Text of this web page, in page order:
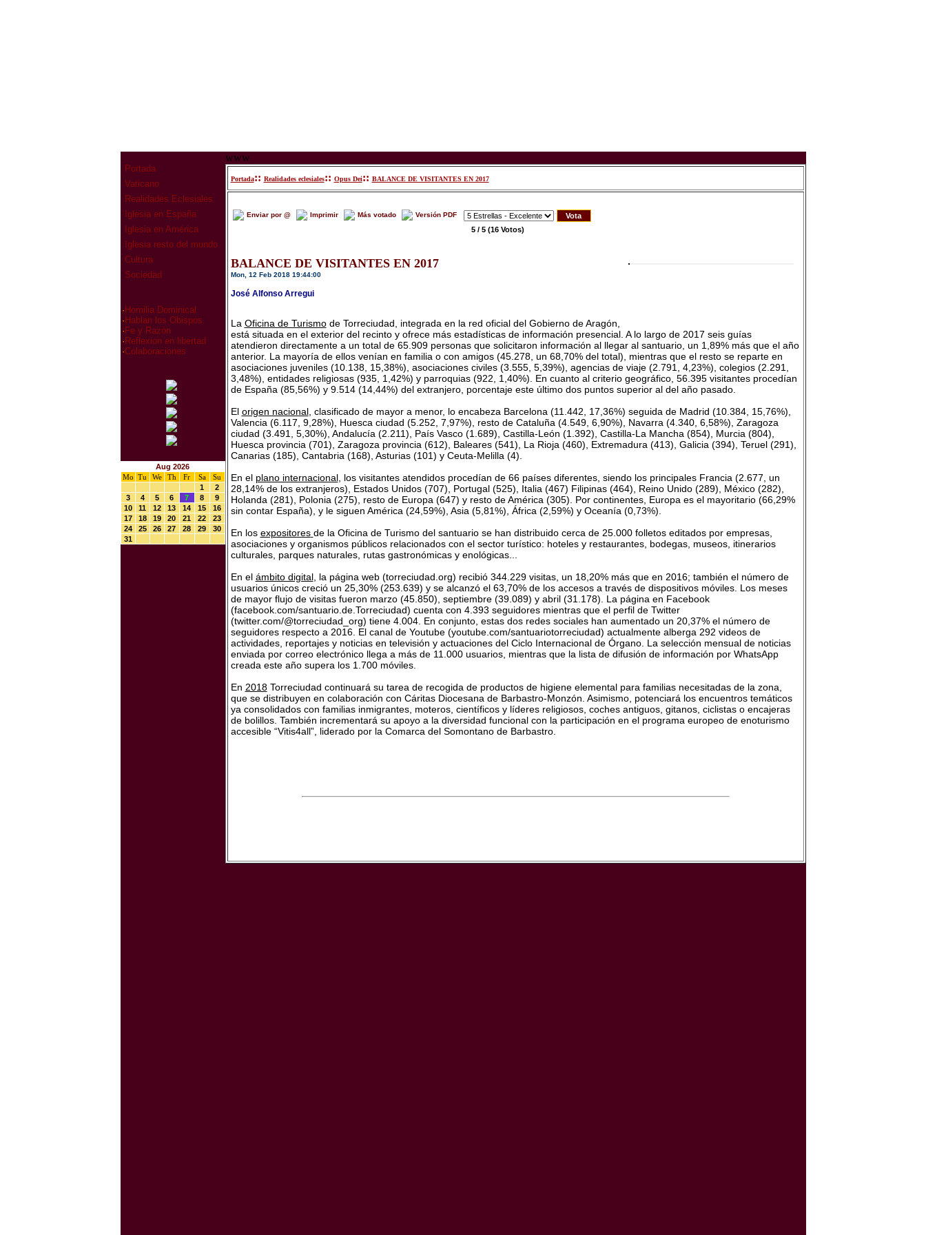
Portada
Vaticano
Realidades Eclesiales
Iglesia en España
Iglesia en América
Iglesia resto del mundo
Cultura
Sociedad
· Homilia Dominical
· Hablan los Obispos
· Fe y Razón
· Reflexion en libertad
·Colaboraciones
Aug 2026
Mo Tu We Th Fr Sa
Su
1
2
3
4 5 6 7 8
9
10
11 12 13 14 15
16
17
18 19 20 21 22
23
24
25 26 27 28 29
30
31
www
Portada:: Realidades eclesiales:: Opus Dei:: BALANCE DE VISITANTES EN 2017
Enviar por @ Imprimir Más votado Versión PDF
5 / 5 (16 Votos)
BALANCE DE VISITANTES EN 2017
Mon, 12 Feb 2018 19:44:00
José Alfonso Arregui
La Oficina de Turismo de Torreciudad, integrada en la red oficial del Gobierno de Aragón,
está situada en el exterior del recinto y ofrece más estadísticas de información presencial. A lo largo de 2017 seis guías
atendieron directamente a un total de 65.909 personas que solicitaron información al llegar al santuario, un 1,89% más que el año
anterior. La mayoría de ellos venían en familia o con amigos (45.278, un 68,70% del total), mientras que el resto se reparte en
asociaciones juveniles (10.138, 15,38%), asociaciones civiles (3.555, 5,39%), agencias de viaje (2.791, 4,23%), colegios (2.291,
3,48%), entidades religiosas (935, 1,42%) y parroquias (922, 1,40%). En cuanto al criterio geográfico, 56.395 visitantes procedían
de España (85,56%) y 9.514 (14,44%) del extranjero, porcentaje este último dos puntos superior al del año pasado.
El origen nacional, clasificado de mayor a menor, lo encabeza Barcelona (11.442, 17,36%) seguida de Madrid (10.384, 15,76%),
Valencia (6.117, 9,28%), Huesca ciudad (5.252, 7,97%), resto de Cataluña (4.549, 6,90%), Navarra (4.340, 6,58%), Zaragoza
ciudad (3.491, 5,30%), Andalucía (2.211), País Vasco (1.689), Castilla-León (1.392), Castilla-La Mancha (854), Murcia (804),
Huesca provincia (701), Zaragoza provincia (612), Baleares (541), La Rioja (460), Extremadura (413), Galicia (394), Teruel (291),
Canarias (185), Cantabria (168), Asturias (101) y Ceuta-Melilla (4).
En el plano internacional, los visitantes atendidos procedían de 66 países diferentes, siendo los principales Francia (2.677, un
28,14% de los extranjeros), Estados Unidos (707), Portugal (525), Italia (467) Filipinas (464), Reino Unido (289), México (282),
Holanda (281), Polonia (275), resto de Europa (647) y resto de América (305). Por continentes, Europa es el mayoritario (66,29%
sin contar España), y le siguen América (24,59%), Asia (5,81%), África (2,59%) y Oceanía (0,73%).
En los expositores de la Oficina de Turismo del santuario se han distribuido cerca de 25.000 folletos editados por empresas,
asociaciones y organismos públicos relacionados con el sector turístico: hoteles y restaurantes, bodegas, museos, itinerarios
culturales, parques naturales, rutas gastronómicas y enológicas...
En el ámbito digital, la página web (torreciudad.org) recibió 344.229 visitas, un 18,20% más que en 2016; también el número de
usuarios únicos creció un 25,30% (253.639) y se alcanzó el 63,70% de los accesos a través de dispositivos móviles. Los meses
de mayor flujo de visitas fueron marzo (45.850), septiembre (39.089) y abril (31.178). La página en Facebook
(facebook.com/santuario.de.Torreciudad) cuenta con 4.393 seguidores mientras que el perfil de Twitter
(twitter.com/@torreciudad_org) tiene 4.004. En conjunto, estas dos redes sociales han aumentado un 20,37% el número de
seguidores respecto a 2016. El canal de Youtube (youtube.com/santuariotorreciudad) actualmente alberga 292 videos de
actividades, reportajes y noticias en televisión y actuaciones del Ciclo Internacional de Órgano. La selección mensual de noticias
enviada por correo electrónico llega a más de 11.000 usuarios, mientras que la lista de difusión de información por WhatsApp
creada este año supera los 1.700 móviles.
En 2018 Torreciudad continuará su tarea de recogida de productos de higiene elemental para familias necesitadas de la zona,
que se distribuyen en colaboración con Cáritas Diocesana de Barbastro-Monzón. Asimismo, potenciará los encuentros temáticos
ya consolidados con familias inmigrantes, moteros, científicos y líderes religiosos, coches antiguos, gitanos, ciclistas o encajeras
de bolillos. También incrementará su apoyo a la diversidad funcional con la participación en el programa europeo de enoturismo
accesible “Vitis4all”, liderado por la Comarca del Somontano de Barbastro.